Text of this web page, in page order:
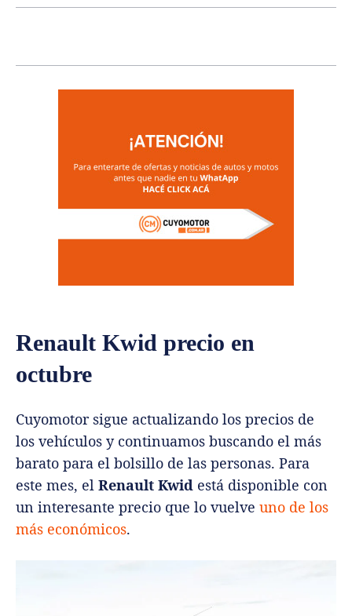
Renault Kwid precio en
octubre
Cuyomotor sigue actualizando los precios de
los vehículos y continuamos buscando el más
barato para el bolsillo de las personas. Para
este mes, el Renault Kwid está disponible con
un interesante precio que lo vuelve uno de los
más económicos.